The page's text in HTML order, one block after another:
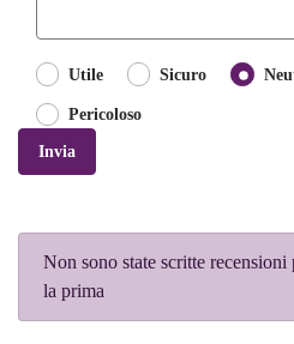
Utile Sicuro
Pericoloso
Invia
Non sono state scritte
la prima